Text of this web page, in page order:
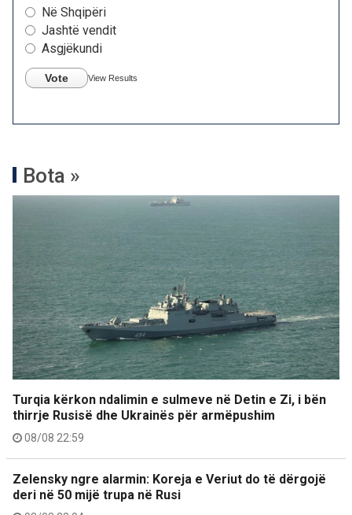
Në Shqipëri
Jashtë vendit
Asgjëkundi
Vote View Results
Bota »
Turqia kërkon ndalimin e sulmeve në Detin e Zi, i bën
thirrje Rusisë dhe Ukrainës për armëpushim
08/08 22:59
Zelensky ngre alarmin: Koreja e Veriut do të dërgojë
deri në 50 mijë trupa në Rusi